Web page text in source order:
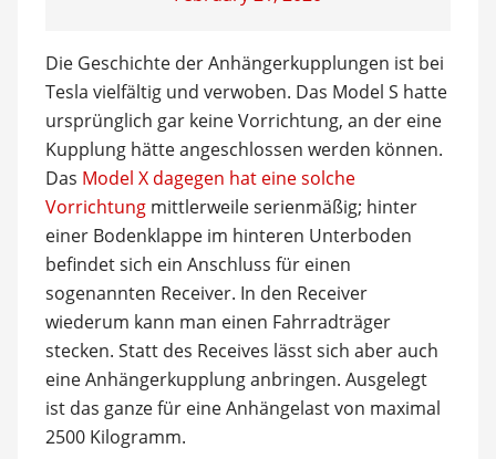
Die Geschichte der Anhängerkupplungen ist bei
Tesla vielfältig und verwoben. Das Model S hatte
ursprünglich gar keine Vorrichtung, an der eine
Kupplung hätte angeschlossen werden können.
Das Model X dagegen hat eine solche
Vorrichtungmittlerweile serienmäßig; hinter
einer Bodenklappe im hinteren Unterboden
befindet sich ein Anschluss für einen
sogenannten Receiver. In den Receiver
wiederum kann man einen Fahrradträger
stecken. Statt des Receives lässt sich aber auch
eine Anhängerkupplung anbringen. Ausgelegt
ist das ganze für eine Anhängelast von maximal
2500 Kilogramm.